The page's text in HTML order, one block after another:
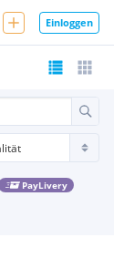
Einloggen
PayLivery